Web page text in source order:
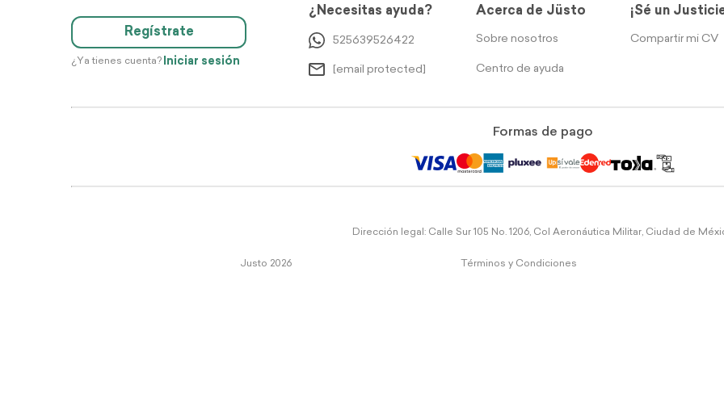
Regístrate
¿Ya tienes cuenta? Iniciar sesión
¿Necesitas ayuda?
525639526422
[email protected]
Acerca de Jüsto
Sobre nosotros
Centro de ayuda
¡Sé un
Compartir mi CV
Formas de pago
Dirección legal: Calle Sur 105 No. 1206, Col Aeronáutica Militar, Ciudad de
Justo 2026 Términos y Condiciones